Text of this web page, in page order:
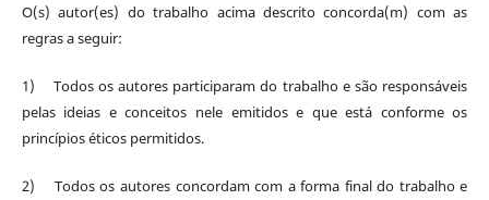
O(s) autor(es) do trabalho acima descrito concorda(m) com as
regras a seguir:
1) Todos os autores participaram do trabalho e são responsáveis
pelas ideias e conceitos nele emitidos e que está conforme os
princípios éticos permitidos.
2) Todos os autores concordam com a forma final do trabalho e